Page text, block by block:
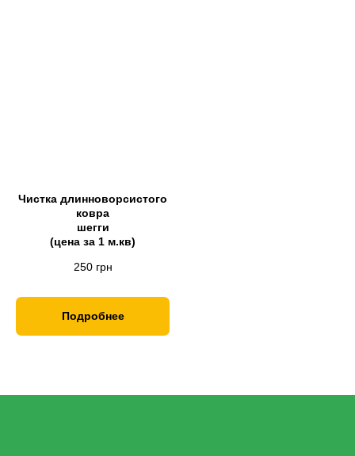
Чистка длинноворсистого
ковра
шегги
(цена за 1 м.кв)
250 грн
Подробнее